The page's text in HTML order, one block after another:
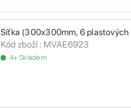
Síťka (300x300mm, 6 plastových
Kód zboží : MVAE6923
4+ Skladem